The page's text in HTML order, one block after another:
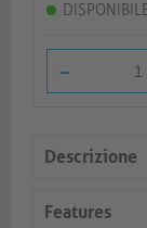
-
Descrizione
Features